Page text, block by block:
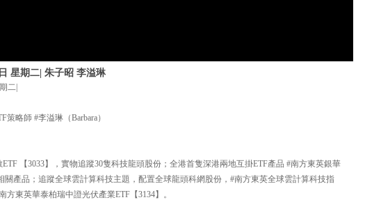
星期二| 朱子昭 李溢琳
二|
略師 #李溢琳（Barbara）
【3033】，實物追蹤30隻科技龍頭股份；全港首隻深港兩地互掛ETF產品 #南方東英銀華
關產品；追蹤全球雲計算科技主題，配置全球龍頭科網股份，#南方東英全球雲計算科技指
東英華泰柏瑞中證光伏產業ETF【3134】。